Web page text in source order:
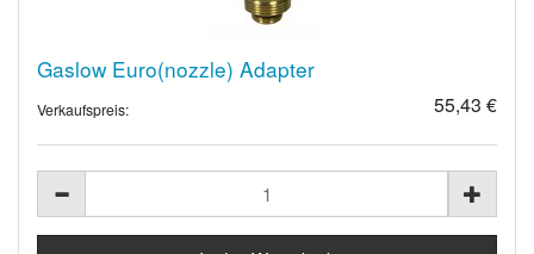
Gaslow Euro(nozzle) Adapter
Verkaufspreis: 55,43 €